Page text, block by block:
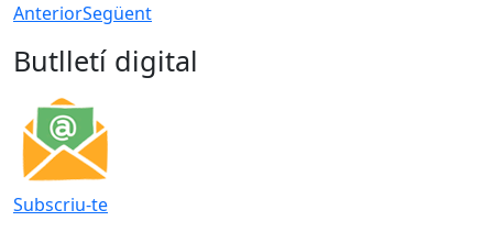
AnteriorSegüent
Butlletí digital
Subscriu-te